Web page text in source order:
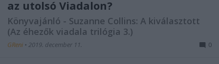
az utolsó Viadalon?
Könyvajánló - Suzanne Collins: A kiválasztott
(Az éhezők viadala trilógia 3.)
GReni • 2019. december 11. 0